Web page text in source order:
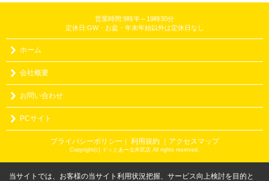
営業時間:9時半～19時30分
定休日:GW・お盆・年末年始以外は定休日なし
ホーム
会社概要
お問い合わせ
PCサイト
プライバシーポリシー 利用規約 ｜アクセスマップ
Copyright(c) ドッとあーる井尻店 All rights reserved.
当サイトでは、お客様の当サイト利用状況把握、サービス向上検討を目的と